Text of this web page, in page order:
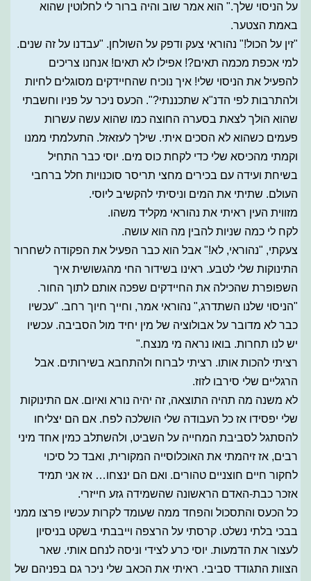
על הניסוי שלך." הוא אמר שוב והיה ברור לי לחלוטין שהוא
באמת הצטער.
"זין על הכול!" נהוראי צעק ודפק על השולחן. "עבדנו על זה שנים.
למי אכפת מכמה תאים?! אפילו לא תאים! אנחנו צריכים
להפעיל את הניסוי שלי! איך נוכיח שהחיידקים מסוגלים לחיות
ולהתרבות לפי הדנ"א שתכננתי?". הכעס ניכר על פניו וחשבתי
שהוא הולך לצאת בסערה החוצה כמו שהוא עשה עשרות
פעמים כשהוא לא הסכים איתי. שילך לעזאזל. התעלמתי ממנו
וקמתי מהכיסא שלי כדי לקחת כוס מים. יוסי כבר התחיל
בשיחת ועידה עם בכירים מחצי תריסר סוכנויות חלל ברחבי
העולם. שתיתי את המים וניסיתי להקשיב ליוסי.
מזווית העין ראיתי את נהוראי מקליד משהו.
לקח לי כמה שניות להבין מה הוא עושה.
צעקתי, "נהוראי, לא!" אבל הוא כבר הפעיל את הפקודה לשחרור
התינוקות שלי לטבע. ראינו בשידור החי מהגשושית איך
השפופרת שהכילה את החיידקים שפכה אותם לתוך החור.
"הניסוי שלנו השתדרג," נהוראי אמר, וחייך חיוך רחב. "עכשיו
כבר לא מדובר על אבולוציה של מין יחיד מול הסביבה. עכשיו
יש לנו תחרות. בואו נראה מי מנצח."
רציתי להכות אותו. רציתי לברוח ולהתחבא בשירותים. אבל
הרגליים שלי סירבו לזוז.
לא משנה מה תהיה התוצאה, זה יהיה נורא ואיום. אם התינוקות
שלי יפסידו אז כל העבודה שלי הושלכה לפח. אם הם יצליחו
להסתגל לסביבת המחייה על השביט, ולהשתלב כמין אחד מיני
רבים, אז זיהמתי את האוכלוסייה המקורית, ואבד כל סיכוי
לחקור חיים חוצניים טהורים. ואם הם ינצחו… אז אני תמיד
אזכר כבת-האדם הראשונה שהשמידה גזע חייזרי.
כל הכעס והתסכול והפחד ממה שעומד לקרות עכשיו פרצו ממני
בבכי בלתי נשלט. קרסתי על הרצפה וייבבתי בשקט בניסיון
לעצור את הדמעות. יוסי כרע לצידי וניסה לנחם אותי. שאר
הצוות התגודד סביבי. ראיתי את הכאב שלי ניכר גם בפניהם של